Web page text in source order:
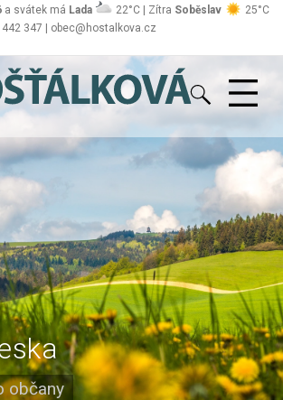
442 347 | obec@hostalkova.cz
a svátek má Lada 22°C | Zítra Soběslav 25°C
občany